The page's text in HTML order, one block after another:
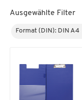
Ausgewählte Filter
Format (DIN): DIN A4